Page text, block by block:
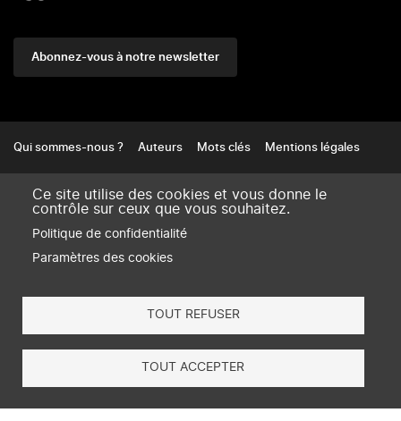
Abonnez-vous à notre newsletter
Qui sommes-nous ? Auteurs Mots clés Mentions légales
amse-aixmarseille.fr
Ce site utilise des cookies et vous donne le
contrôle sur ceux que vous souhaitez.
Politique de confidentialité
Paramètres des cookies
TOUT REFUSER
TOUT ACCEPTER
S'abonner à Dialogues économiques (c'est
gratuit)